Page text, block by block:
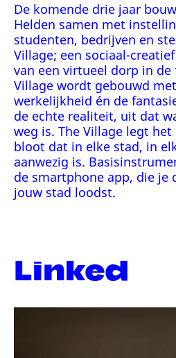
De komende drie jaar
Helden samen met
studenten, bedrijven en
Village; een sociaal-
van een virtueel dorp in de
Village wordt gebouwd
werkelijkheid én de
de echte realiteit, uit dat
weg is. The Village legt
bloot dat in elke stad, in
aanwezig is.
de smartphone app, die je
jouw stad loodst.
Linked